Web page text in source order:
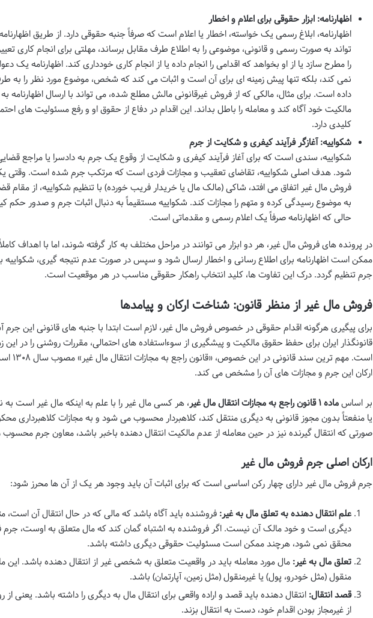
اظهارنامه: ابزار حقوقی برای اعلام و اخطار
اظهارنامه، ابلاغ رسمی یک خواسته، اخطار یا اعلام است که صرفاً جنبه حقوقی دارد. از طریق
تواند به صورت رسمی و قانونی، موضوعی را به اطلاع طرف مقابل برساند، مهلتی برای انجام کاری
را مطرح سازد یا از او بخواهد که اقدامی را انجام داده یا از انجام کاری خودداری کند. اظهارنامه یک
نمی کند، بلکه تنها پیش زمینه ای برای آن است و اثبات می کند که شخص، موضوع مورد نظر را به
داده است. برای مثال، مالکی که از فروش غیرقانونی مالش مطلع شده، می تواند با ارسال اظهارنامه به
مالکیت خود آگاه کند و معامله را باطل بداند. این اقدام در دفاع از حقوق او و رفع مسئولیت های
کلیدی دارد.
شکواییه: آغازگر فرآیند کیفری و شکایت از جرم
شکواییه، سندی است که برای آغاز فرآیند کیفری و شکایت از وقوع یک جرم به دادسرا یا مراجع
شود. هدف اصلی شکواییه، تقاضای تعقیب و مجازات فردی است که مرتکب جرم شده است. وقتی
فروش مال غیر اتفاق می افتد، شاکی (مالک مال یا خریدار فریب خورده) با تنظیم شکواییه، از مقام
به موضوع رسیدگی کرده و متهم را مجازات کند. شکواییه مستقیماً به دنبال اثبات جرم و صدور حکم
حالی که اظهارنامه صرفاً یک اعلام رسمی و مقدماتی است.
در پرونده های فروش مال غیر، هر دو ابزار می توانند در مراحل مختلف به کار گرفته شوند، اما با اهداف
ممکن است اظهارنامه برای اطلاع رسانی و اخطار ارسال شود و سپس در صورت عدم نتیجه گیری، شکواییه
جرم تنظیم گردد. درک این تفاوت ها، کلید انتخاب راهکار حقوقی مناسب در هر موقعیت است.
فروش مال غیر از منظر قانون: شناخت ارکان و پیامدها
برای پیگیری هرگونه اقدام حقوقی در خصوص فروش مال غیر، لازم است ابتدا با جنبه های قانونی این جرم
قانونگذار ایران برای حفظ حقوق مالکیت و پیشگیری از سوءاستفاده های احتمالی، مقررات روشنی را در این
است. مهم
ارکان این جرم و مجازات های آن را مشخص می کند.
بر اساسماده ۱ قانون راجع به مجازات انتقال مال غیر
، هر کسی مال غیر را با علم به اینکه مال غیر است به
یا منفعتاً بدون مجوز قانونی به دیگری منتقل کند، کلاهبردار محسوب می شود و به مجازات کلاهبرداری
صورتی که انتقال گیرنده نیز در حین معامله از عدم مالکیت انتقال دهنده باخبر باشد، معاون جرم
ارکان اصلی جرم فروش مال غیر
جرم فروش مال غیر دارای چهار رکن اساسی است که برای اثبات آن باید وجود هر یک از آن ها محرز شود:
علم انتقال دهنده به تعلق مال به غیر: فروشنده باید آگاه باشد که مالی که در حال انتقال آن
دیگری است و خود مالک آن نیست. اگر فروشنده به اشتباه گمان کند که مال متعلق به اوست، جرم
محقق نمی شود، هرچند ممکن است مسئولیت حقوقی دیگری داشته باشد.
تعلق مال به غیر: مال مورد معامله باید در واقعیت متعلق به شخصی غیر از انتقال دهنده باشد. این
منقول (مثل خودرو، پول) یا غیرمنقول (مثل زمین، آپارتمان) باشد.
قصد انتقال: انتقال دهنده باید قصد و اراده واقعی برای انتقال مال به دیگری را داشته باشد. یعنی
از غیرمجاز بودن اقدام خود، دست به انتقال بزند.